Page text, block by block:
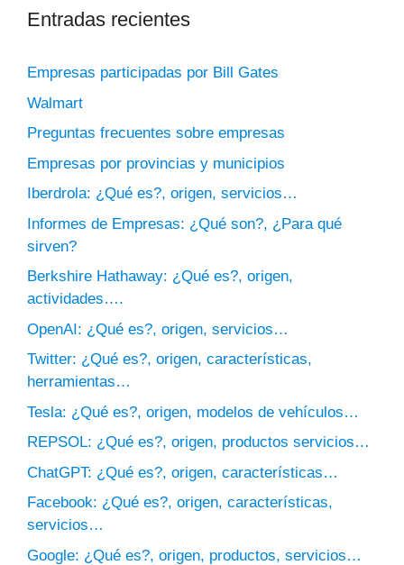
Entradas recientes
Empresas participadas por Bill Gates
Walmart
Preguntas frecuentes sobre empresas
Empresas por provincias y municipios
Iberdrola: ¿Qué es?, origen, servicios…
Informes de Empresas: ¿Qué son?, ¿Para qué
sirven?
Berkshire Hathaway: ¿Qué es?, origen,
actividades….
OpenAI: ¿Qué es?, origen, servicios…
Twitter: ¿Qué es?, origen, características,
herramientas…
Tesla: ¿Qué es?, origen, modelos de vehículos…
REPSOL: ¿Qué es?, origen, productos servicios…
ChatGPT: ¿Qué es?, origen, características…
Facebook: ¿Qué es?, origen, características,
servicios…
Google: ¿Qué es?, origen, productos, servicios…